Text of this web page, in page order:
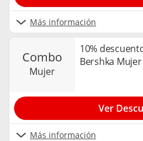
Más información
combo
mujer
10%
Bershka Mujer
Más información
Ver